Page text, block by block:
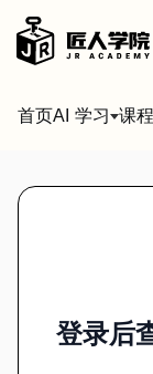
首页AI 学习 课
登录后